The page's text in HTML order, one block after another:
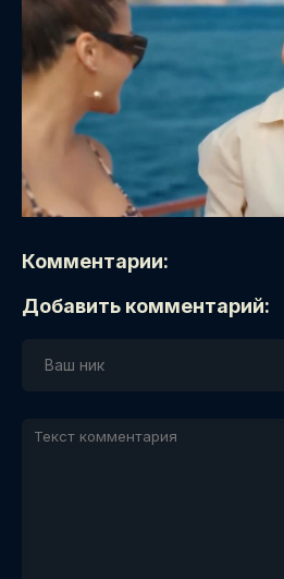
Комментарии:
Добавить комментарий: